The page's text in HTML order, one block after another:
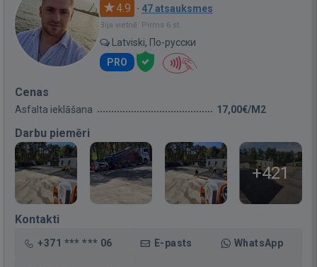
4.9 · 47 atsauksmes
Bija vietnē: Pirms 6 st.
Latviski, По-русски
PRO
Cenas
Asfalta ieklāšana 17,00€/M2
Darbu piemēri
+421
Kontakti
+371 *** *** 06 E-pasts WhatsApp